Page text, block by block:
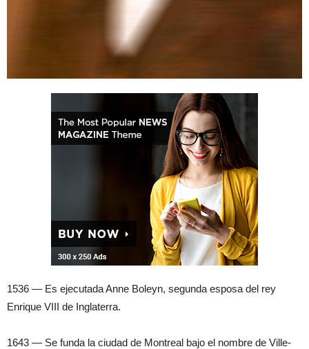
1536 — Es ejecutada Anne Boleyn, segunda esposa del rey
Enrique VIII de Inglaterra.
1643 — Se funda la ciudad de Montreal bajo el nombre de Ville-